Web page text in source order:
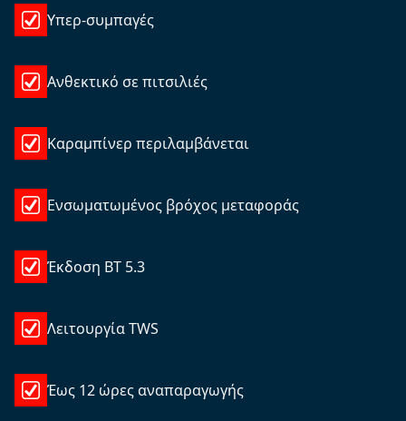
Υπερ-συμπαγές
Ανθεκτικό σε πιτσιλιές
Καραμπίνερ περιλαμβάνεται
Ενσωματωμένος βρόχος μεταφοράς
Έκδοση BT 5.3
Λειτουργία TWS
Έως 12 ώρες αναπαραγωγής